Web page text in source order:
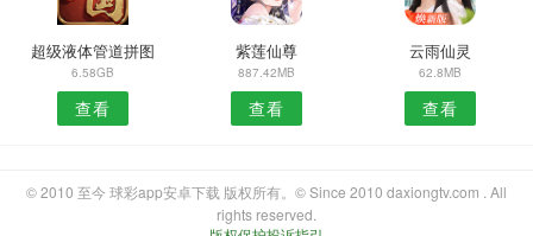
超级液体管道拼图
6.58GB
查看
紫莲仙尊
887.42MB
查看
云雨仙灵
62.8MB
查看
© 2010 至今 球彩app安卓下载 版权所有。© Since 2010 daxiongtv.com . All
rights reserved.